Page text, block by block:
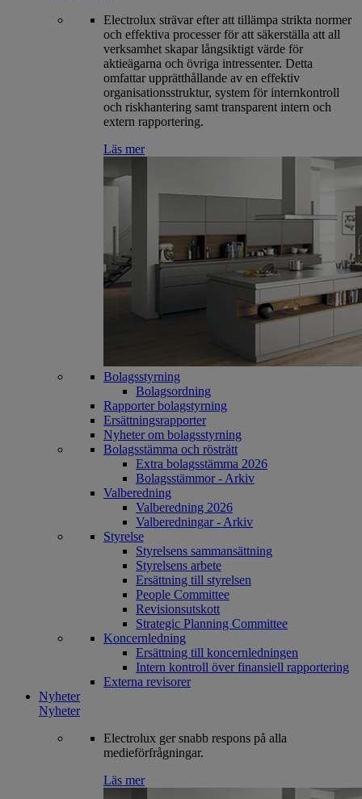
Electrolux strävar efter att tillämpa strikta normer
och effektiva processer för att säkerställa att all
verksamhet skapar långsiktigt värde för
aktieägarna och övriga intressenter. Detta
omfattar upprätthållande av en effektiv
organisationsstruktur, system för internkontroll
och riskhantering samt transparent intern och
extern rapportering.
Läs mer
Bolagsstyrning
Bolagsordning
Rapporter bolagstyrning
Ersättningsrapporter
Nyheter om bolagsstyrning
Bolagsstämma och rösträtt
Extra bolagsstämma 2026
Bolagsstämmor - Arkiv
Valberedning
Valberedning 2026
Valberedningar - Arkiv
Styrelse
Styrelsens sammansättning
Styrelsens arbete
Ersättning till styrelsen
People Committee
Revisionsutskott
Strategic Planning Committee
Koncernledning
Ersättning till koncernledningen
Intern kontroll över finansiell rapportering
Externa revisorer
Nyheter
Nyheter
Electrolux ger snabb respons på alla
medieförfrågningar.
Läs mer